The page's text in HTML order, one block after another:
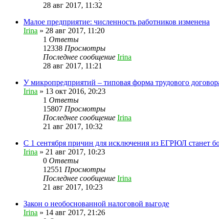
28 авг 2017, 11:32
Малое предприятие: численность работников изменена
Irina » 28 авг 2017, 11:20
1 Ответы
12338 Просмотры
Последнее сообщение Irina
28 авг 2017, 11:21
У микропредприятий – типовая форма трудового
Irina » 13 окт 2016, 20:23
1 Ответы
15807 Просмотры
Последнее сообщение Irina
21 авг 2017, 10:32
С 1 сентября причин для исключения из ЕГРЮЛ станет
Irina » 21 авг 2017, 10:23
0 Ответы
12551 Просмотры
Последнее сообщение Irina
21 авг 2017, 10:23
Закон о необоснованной налоговой выгоде
Irina » 14 авг 2017, 21:26